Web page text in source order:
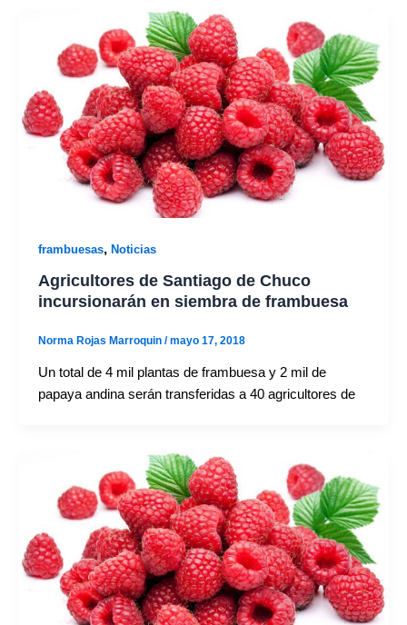
frambuesas, Noticias
Agricultores de Santiago de Chuco
incursionarán en siembra de frambuesa
Norma Rojas Marroquin /mayo 17, 2018
Un total de 4 mil plantas de frambuesa y 2 mil de
papaya andina serán transferidas a 40 agricultores de